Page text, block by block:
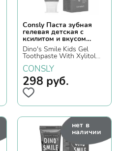
Consly Паста зубная
гелевая детская c
ксилитом и вкусом
манго
Dino's Smile Kids Gel
Toothpaste With Xylitol
And Mango, 60гр.
CONSLY
298 руб.
нет в
наличии